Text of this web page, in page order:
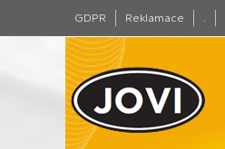
GDPR Reklamace .